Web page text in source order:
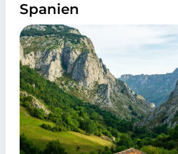
Spanien